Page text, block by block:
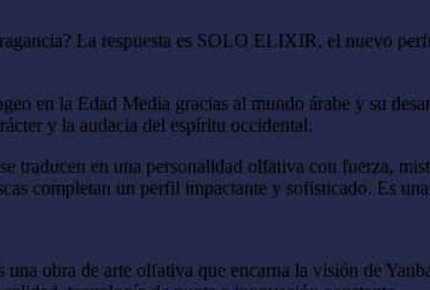
La respuesta es SOLO ELIXIR, el nuevo
en la Edad Media gracias al mundo árabe y su
y la audacia del espíritu occidental.
traducen en una personalidad olfativa con fuerza,
completan un perfil impactante y sofisticado. Es
obra de arte olfativa que encarna la visión de